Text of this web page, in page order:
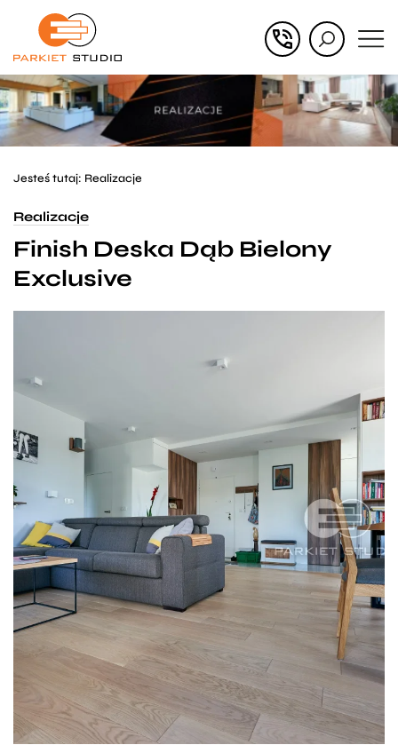
Przejdź
głównego
Przejdź
menu
w
stopce
Jesteś tutaj: Realizacje
Realizacje
Finish Deska Dąb Bielony
Exclusive